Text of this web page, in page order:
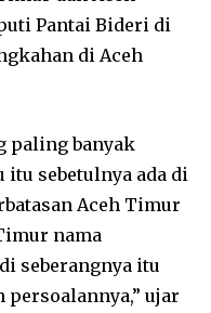
Pantai Bideri di
di Aceh
paling banyak
sebetulnya ada di
Aceh Timur
nama
seberangnya itu
persoalannya,” ujar